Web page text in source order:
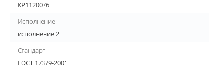
КР1120076
Исполнение
исполнение 2
Стандарт
ГОСТ 17379-2001